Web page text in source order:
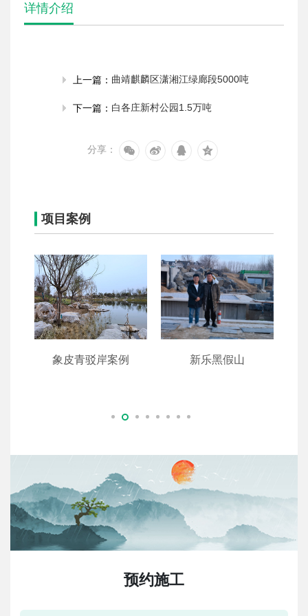
预约施工
详情介绍
上一篇： 曲靖麒麟区潇湘江绿廊段5000吨
下一篇： 白各庄新村公园1.5万吨
分享：
项目案例
象皮青驳岸案例 新乐黑假山